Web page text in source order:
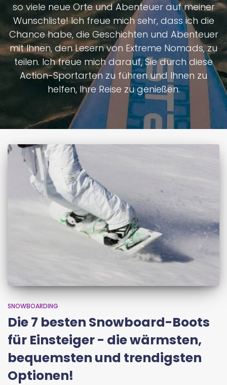
so viele neue Orte und Abenteuer auf meiner
Wunschliste! Ich freue mich sehr, dass ich die
Chance habe, die Geschichten und Abenteuer
mit Ihnen, den Lesern von Extreme Nomads, zu
teilen. Ich freue mich darauf, Sie durch diese
Action-Sportarten zu führen und Ihnen zu
helfen, Ihre Reise zu genießen.
SNOWBOARDING
Die 7 besten Snowboard-Boots
für Einsteiger - die wärmsten,
bequemsten und trendigsten
Optionen!